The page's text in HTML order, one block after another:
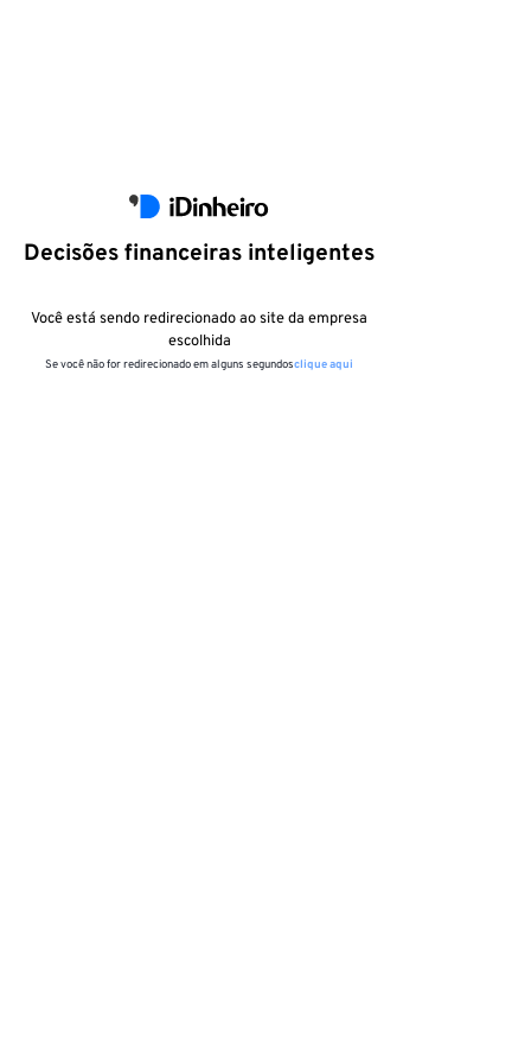
Decisões financeiras inteligentes
Você está sendo redirecionado ao site da empresa
escolhida
Se você não for redirecionado em alguns segundosclique aqui